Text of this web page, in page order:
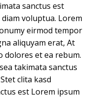
sanctus est
voluptua. Lorem
eirmod tempor
aliquyam erat, At
dolores et ea rebum.
takimata sanctus
clita kasd
est Lorem ipsum